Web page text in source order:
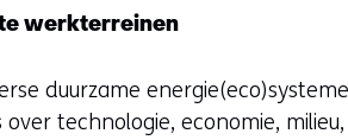
werkterreinen
duurzame
technologie, economie,